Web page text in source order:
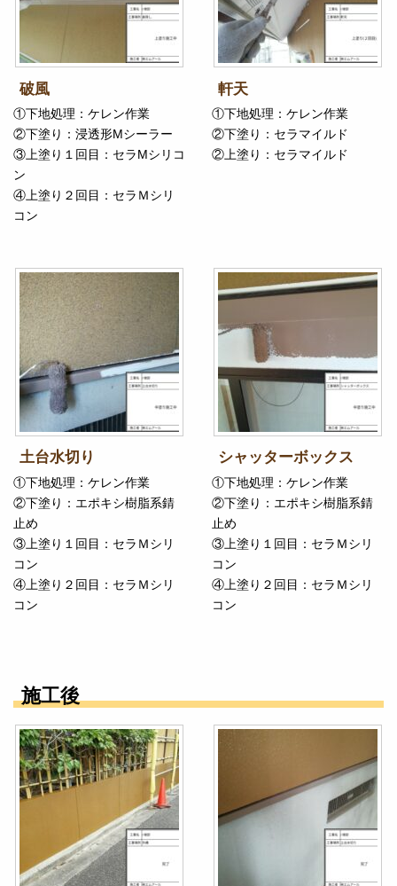
破風
①下地処理：ケレン作業
②下塗り：浸透形Mシーラー
③上塗り１回目：セラMシリコ
ン
④上塗り２回目：セラＭシリ
コン
軒天
①下地処理：ケレン作業
②下塗り：セラマイルド
②上塗り：セラマイルド
土台水切り
①下地処理：ケレン作業
②下塗り：エポキシ樹脂系錆
止め
③上塗り１回目：セラＭシリ
コン
④上塗り２回目：セラＭシリ
コン
シャッターボックス
①下地処理：ケレン作業
②下塗り：エポキシ樹脂系錆
止め
③上塗り１回目：セラＭシリ
コン
④上塗り２回目：セラＭシリ
コン
施工後